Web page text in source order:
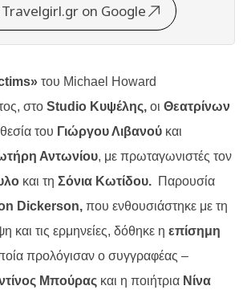
on Google
» του Michael Howard
στο Studio Κυψέλης, οι Θεατρίνων
του Γιώργου Λιβανού και
Αντωνίου, με πρωταγωνιστές τον
και τη Σόνια Κωτίδου. Παρουσία
Dickerson, που ενθουσιάστηκε με τη
και τις ερμηνείες, δόθηκε η επίσημη
προλόγισαν ο συγγραφέας –
Μπούρας και η ποιήτρια Νίνα